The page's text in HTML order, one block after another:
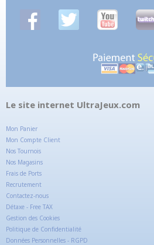
Le site internet UltraJeux.com
Mon Panier
Mon Compte Client
Nos Tournois
Nos Magasins
Frais de Ports
Recrutement
Contactez-nous
Détaxe - Free TAX
Gestion des Cookies
Politique de Confidentialité
Données Personnelles - RGPD